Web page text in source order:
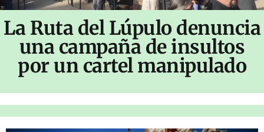
La Ruta del Lúpulo denuncia
una campaña de insultos
por un cartel manipulado